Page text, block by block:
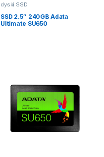
dyski SSD
SSD 2.5″ 240GB Adata
Ultimate SU650